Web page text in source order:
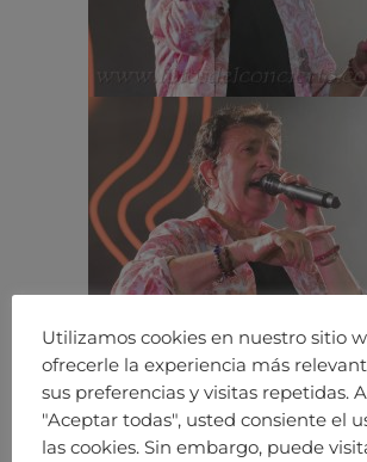
Utilizamos cookies en nuestro sitio
ofrecerle la experiencia más
sus preferencias y visitas repetidas.
"Aceptar todas", usted consiente el
las cookies. Sin embargo, puede